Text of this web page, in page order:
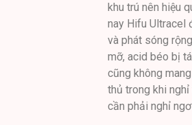
khu trú nên hiệu
nay Hifu Ultracel
và phát sóng
mỡ, acid béo bị
cũng không
thủ trong khi
cần phải nghỉ